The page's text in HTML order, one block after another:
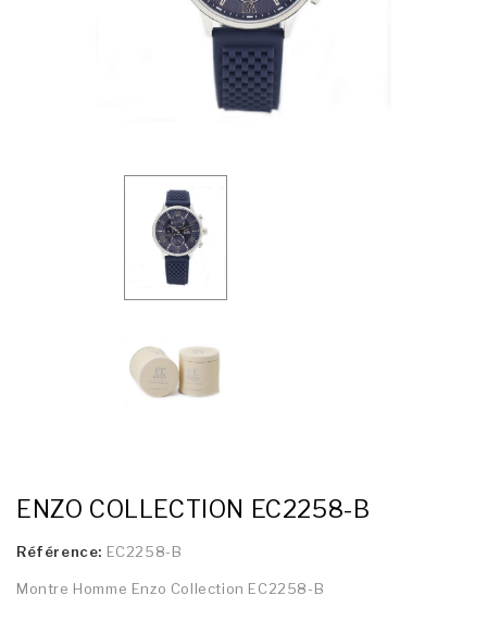
ENZO COLLECTION EC2258-B
Référence: EC2258-B
Montre Homme Enzo Collection EC2258-B